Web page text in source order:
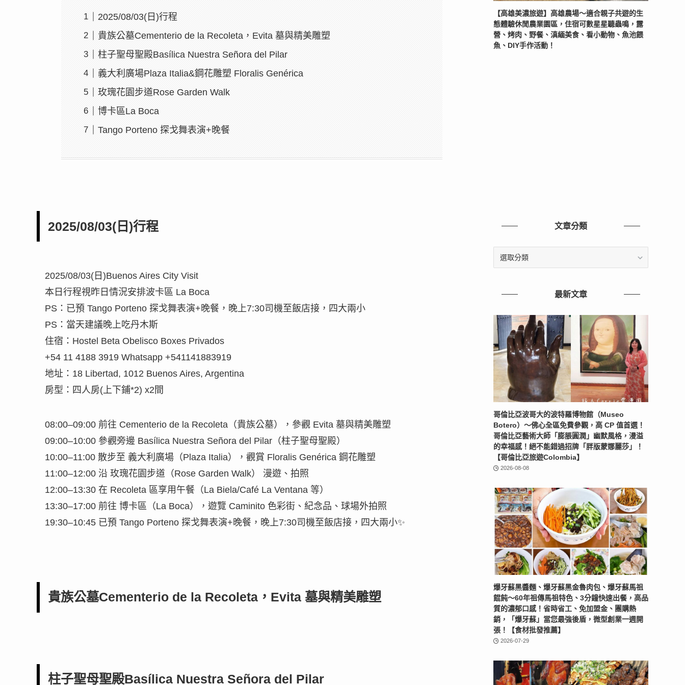
2025/08/03(日)行程
貴族公墓Cementerio de la Recoleta，Evita 墓與精美雕塑
柱子聖母聖殿Basílica Nuestra Señora del Pilar
義大利廣場Plaza Italia&鋼花雕塑 Floralis Genérica
玫瑰花園步道Rose Garden Walk
博卡區La Boca
Tango Porteno 探戈舞表演+晚餐
2025/08/03(日)行程
2025/08/03(日)Buenos Aires City Visit
本日行程視昨日情況安排波卡區 La Boca
PS：已預 Tango Porteno 探戈舞表演+晚餐，晚上7:30司機至飯店接，四大兩小
PS：當天建議晚上吃丹木斯
住宿：Hostel Beta Obelisco Boxes Privados
+54 11 4188 3919 Whatsapp +541141883919
地址：18 Libertad, 1012 Buenos Aires, Argentina
房型：四人房(上下鋪*2) x2間
08:00–09:00 前往 Cementerio de la Recoleta（貴族公墓），參觀 Evita 墓與精美雕塑
09:00–10:00 參觀旁邊 Basílica Nuestra Señora del Pilar（柱子聖母聖殿）
10:00–11:00 散步至 義大利廣場（Plaza Italia），觀賞 Floralis Genérica 鋼花雕塑
11:00–12:00 沿 玫瑰花園步道（Rose Garden Walk） 漫遊、拍照
12:00–13:30 在 Recoleta 區享用午餐（La Biela/Café La Ventana 等）
13:30–17:00 前往 博卡區（La Boca），遊覽 Caminito 色彩街、紀念品、球場外拍照
19:30–10:45 已預 Tango Porteno 探戈舞表演+晚餐，晚上7:30司機至飯店接，四大兩小✨
貴族公墓Cementerio de la Recoleta，Evita 墓與精美雕塑
柱子聖母聖殿Basílica Nuestra Señora del Pilar
【高雄美濃旅遊】高雄農場〜適合親子共遊的生
態體驗休閒農業園區，住宿可數星星聽蟲鳴，露
營、烤肉、野餐、滇緬美食、看小動物、魚池餵
魚、DIY手作活動！
文章分類
最新文章
哥倫比亞波哥大的波特羅博物館（Museo
Botero）～佛心全區免費參觀，高 CP 值首選！
哥倫比亞藝術大師「膨脹圓潤」幽默風格，漫溢
的幸福感！絕不能錯過招牌「胖版蒙娜麗莎」！
【哥倫比亞旅遊Colombia】
2026-08-08
爆牙蘇黑醬麵、爆牙蘇黑金魯肉包、爆牙蘇馬祖
餛飩～60年祖傳馬祖特色、3分鐘快速出餐，高品
質的濃郁口感！省時省工、免加盟金、團購熱
銷，「爆牙蘇」當您最強後盾，微型創業一週開
張！【食材批發推薦】
2026-07-29